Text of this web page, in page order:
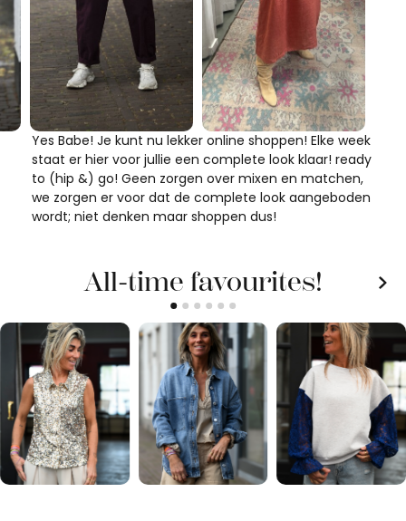
Yes Babe! Je kunt nu lekker online shoppen! Elke week
staat er hier voor jullie een complete look klaar! ready
to (hip &) go! Geen zorgen over mixen en matchen,
we zorgen er voor dat de complete look aangeboden
wordt; niet denken maar shoppen dus!
All-time favourites!